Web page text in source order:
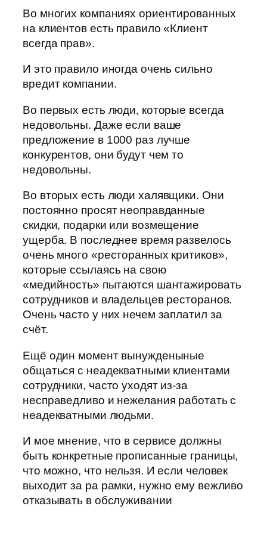
Во многих компаниях ориентированных
на клиентов есть правило «Клиент
всегда прав».
И это правило иногда очень сильно
вредит компании.
Во первых есть люди, которые всегда
недовольны. Даже если ваше
предложение в 1000 раз лучше
конкурентов, они будут чем то
недовольны.
Во вторых есть люди халявщики. Они
постоянно просят неоправданные
скидки, подарки или возмещение
ущерба. В последнее время развелось
очень много «ресторанных критиков»,
которые ссылаясь на свою
«медийность» пытаются шантажировать
сотрудников и владельцев ресторанов.
Очень часто у них нечем заплатил за
счёт.
Ещё один момент вынужденыные
общаться с неадекватными клиентами
сотрудники, часто уходят из-за
несправедливо и нежелания работать с
неадекватными людьми.
И мое мнение, что в сервисе должны
быть конкретные прописанные границы,
что можно, что нельзя. И если человек
выходит за ра рамки, нужно ему вежливо
отказывать в обслуживании